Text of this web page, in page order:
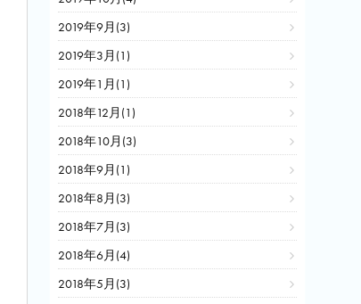
2019年9月(3)
2019年3月(1)
2019年1月(1)
2018年12月(1)
2018年10月(3)
2018年9月(1)
2018年8月(3)
2018年7月(3)
2018年6月(4)
2018年5月(3)